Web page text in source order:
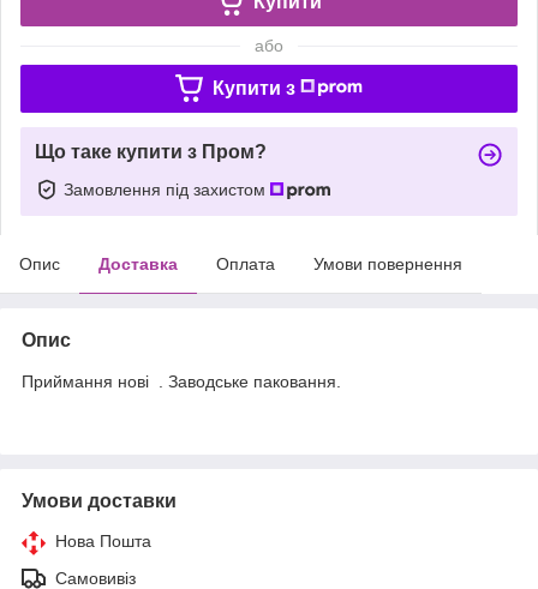
або
Купити з
Що таке купити з Пром?
Замовлення під захистом
Опис Доставка Оплата Умови повернення
Опис
Приймання нові . Заводське паковання.
Умови доставки
Нова Пошта
Самовивіз